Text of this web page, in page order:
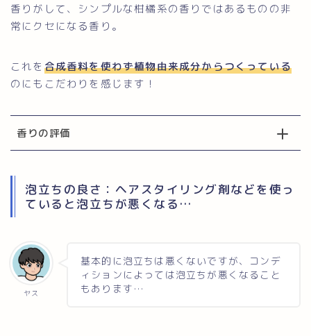
香りがして、シンプルな柑橘系の香りではあるものの非
常にクセになる香り。
これを 合成香料を使わず植物由来成分からつくっている
のにもこだわりを感じます！
香りの評価
泡立ちの良さ：ヘアスタイリング剤などを使っ
ていると泡立ちが悪くなる…
ヤス
基本的に泡立ちは悪くないですが、コンデ
ィションによっては泡立ちが悪くなること
もあります…